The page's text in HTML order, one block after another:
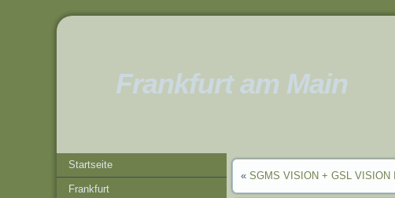
Frankfurt am Main
Startseite
Frankfurt
« SGMS VISION + GSL VISION II